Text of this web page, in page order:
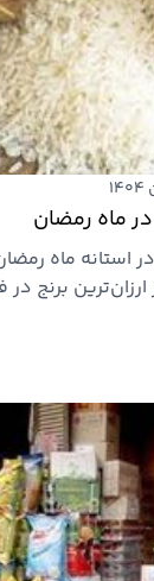
ماه رمضان
استانه ماه
از ارزان‌ترین